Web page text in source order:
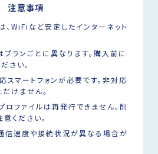
注意事項
WiFiなど安定したインターネット
ランごとに異なります。購入前に
さい。
スマートフォンが必要です。非対応
けません。
ファイルは再発行できません。削
ください。
信速度や接続状況が異なる場合が